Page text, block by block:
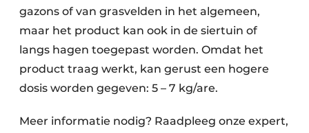
gazons of van grasvelden in het algemeen,
maar het product kan ook in de siertuin of
langs hagen toegepast worden. Omdat het
product traag werkt, kan gerust een hogere
dosis worden gegeven: 5 – 7 kg/are.
Meer informatie nodig? Raadpleeg onze expert,